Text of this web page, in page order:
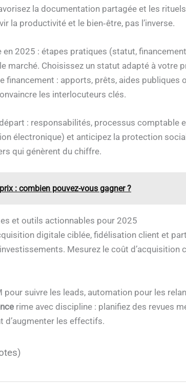
la documentation partagée et les
la productivité et le bien‑être, pas l’inverse.
2025 : étapes pratiques (statut,
marché. Choisissez un statut adapté à votre
financement : apports, prêts, aides publiques
les interlocuteurs clés.
: responsabilités, processus comptable
électronique) et anticipez la protection
qui génèrent du chiffre.
: combien pouvez-vous gagner ?
et outils actionnables pour 2025
digitale ciblée, fidélisation client et
Mesurez le coût d’acquisition
suivre les leads, automation pour les
rime avec discipline : planifiez des revues
d’augmenter les effectifs.